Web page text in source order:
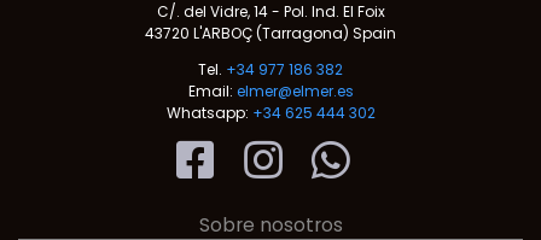
C/. del Vidre, 14 - Pol. Ind. El Foix
43720 L'ARBOÇ (Tarragona) Spain
Tel. +34 977 186 382
Email: elmer@elmer.es
Whatsapp: +34 625 444 302
Sobre nosotros